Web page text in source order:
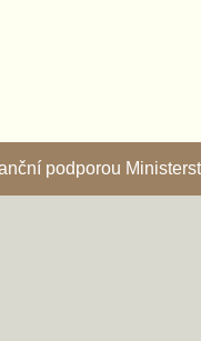
podporou